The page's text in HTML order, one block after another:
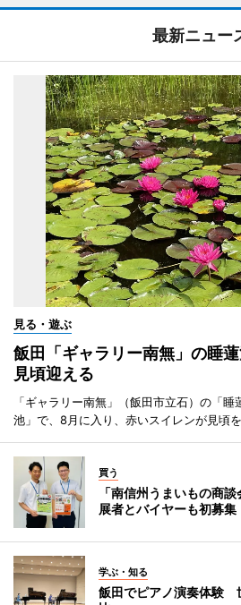
最新ニュー
見る・遊ぶ
飯田「ギャラリー南無」の睡
見頃迎える
「ギャラリー南無」（飯田市立石）の「睡
池」で、8月に入り、赤いスイレンが見頃を
買う
「南信州うまいもの商
展者とバイヤーも初募集
学ぶ・知る
飯田でピアノ演奏体験